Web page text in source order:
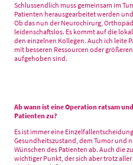
Schlussendlich muss gemeinsam im
Patienten herausgearbeitet werden
Ob das nun der Neurochirurg,
leidenschaftslos. Es kommt auf die
den einzelnen Kollegen. Auch ich leite
mit besseren Ressourcen oder
aufgehoben sind.
Ab wann ist eine Operation ratsam
Patienten zu?
Es ist immer eine
Gesundheitszustand, dem Tumor und
Wünschen des Patienten ab. Auch die
wichtiger Punkt, der sich aber trotz